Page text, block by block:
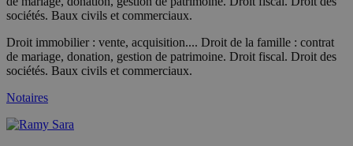
sociétés. Baux civils et commerciaux.
Droit immobilier : vente, acquisition.... Droit de la famille : contrat
de mariage, donation, gestion de patrimoine. Droit fiscal. Droit des
sociétés. Baux civils et commerciaux.
Notaires